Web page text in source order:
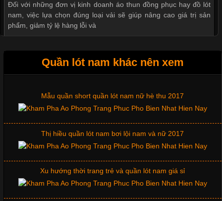
Đối với những đơn vị kinh doanh áo thun đồng phục hay đồ lót
nam, việc lựa chọn đúng loại vải sẽ giúp nâng cao giá trị sản
phẩm, giảm tỷ lệ hàng lỗi và
Áo thun là một trong những trang phục phổ biến nhất hiện nay
nhờ tính tiện dụng, dễ phối đồ và phù hợp với nhiều đối tượng.
quan trọng tạo nên phong cách riêng cho từng sản phẩm. Mỗi
loại cổ áo sẽ mang đến một vẻ đẹp khác
Quần lót nam khác nên xem
Mẫu quần short quần lót nam nữ hè thu 2017
Thị hiều quần lót nam bơi lội nam và nữ 2017
Xu hướng thời trang trẻ và quần lót nam giá sỉ